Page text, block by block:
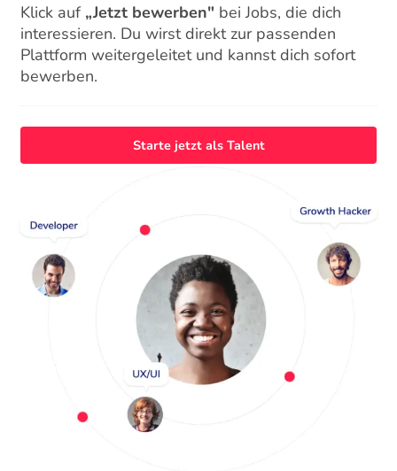
Klick auf „Jetzt bewerben" bei Jobs, die dich
interessieren. Du wirst direkt zur passenden
Plattform weitergeleitet und kannst dich sofort
bewerben.
Starte jetzt als Talent